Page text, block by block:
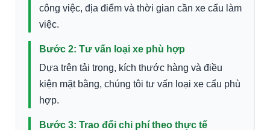
công việc, địa điểm và thời gian cần xe cẩu làm
việc.
Bước 2: Tư vấn loại xe phù hợp
Dựa trên tải trọng, kích thước hàng và điều
kiện mặt bằng, chúng tôi tư vấn loại xe cẩu phù
hợp.
Bước 3: Trao đổi chi phí theo thực tế